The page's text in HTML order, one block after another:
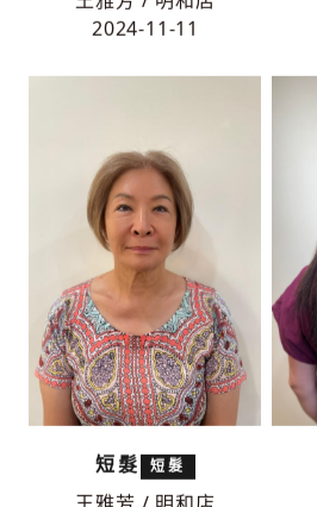
王雅芳 / 明和店
短髮 短髮